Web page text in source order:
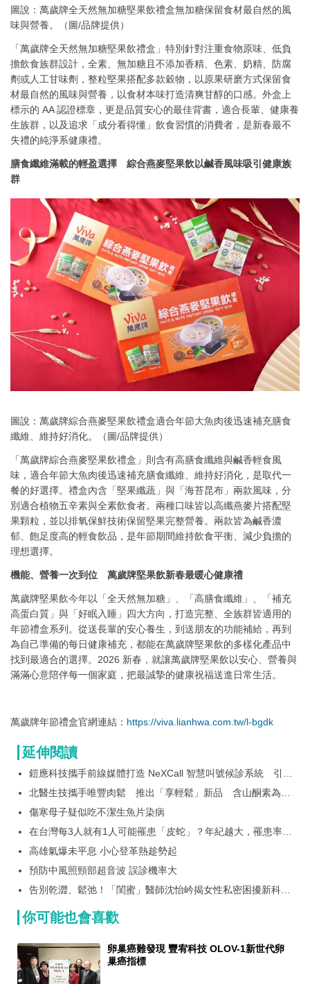
圖說：萬歲牌全天然無加糖堅果飲禮盒無加糖保留食材最自然的風
味與營養。（圖/品牌提供）
「萬歲牌全天然無加糖堅果飲禮盒」特別針對注重食物原味、低負
擔飲食族群設計，全素、無加糖且不添加香精、色素、奶精、防腐
劑或人工甘味劑，整粒堅果搭配多款穀物，以原果研磨方式保留食
材最自然的風味與營養，以食材本味打造清爽甘醇的口感。外盒上
標示的 AA 認證標章，更是品質安心的最佳背書，適合長輩、健康養
生族群，以及追求「成分看得懂」飲食習慣的消費者，是新春最不
失禮的純淨系健康禮。
膳食纖維滿載的輕盈選擇 綜合燕麥堅果飲以鹹香風味吸引健康族
群
圖說：萬歲牌綜合燕麥堅果飲禮盒適合年節大魚肉後迅速補充膳食
纖維、維持好消化。（圖/品牌提供）
「萬歲牌綜合燕麥堅果飲禮盒」則含有高膳食纖維與鹹香輕食風
味，適合年節大魚肉後迅速補充膳食纖維、維持好消化，是取代一
餐的好選擇。禮盒內含「堅果纖蔬」與「海苔昆布」兩款風味，分
別適合植物五辛素與全素飲食者。兩種口味皆以高纖燕麥片搭配堅
果顆粒，並以排氧保鮮技術保留堅果完整營養。兩款皆為鹹香濃
郁、飽足度高的輕食飲品，是年節期間維持飲食平衡、減少負擔的
理想選擇。
機能、營養一次到位 萬歲牌堅果飲新春最暖心健康禮
萬歲牌堅果飲今年以「全天然無加糖」、「高膳食纖維」、「補充
高蛋白質」與「好眠入睡」四大方向，打造完整、全族群皆適用的
年節禮盒系列。從送長輩的安心養生，到送朋友的功能補給，再到
為自己準備的每日健康補充，都能在萬歲牌堅果飲的多樣化產品中
找到最適合的選擇。2026 新春，就讓萬歲牌堅果飲以安心、營養與
滿滿心意陪伴每一個家庭，把最誠摯的健康祝福送進日常生活。
萬歲牌年節禮盒官網連結： https://viva.lianhwa.com.tw/l-bgdk
延伸閱讀
鎧應科技攜手前線媒體打造 NeXCall 智慧叫號候診系統 引領
智慧醫療新體驗
北醫生技攜手唯豐肉鬆 推出「享輕鬆」新品 含山酮素為長
輩打造日常營養新選擇
傷寒母子疑似吃不潔生魚片染病
在台灣每3人就有1人可能罹患「皮蛇」？年紀越大，罹患率越
高 慢性後遺症－「疹後神經痛」，竟讓人痛到失眠、引發憂
鬱！？ 預防帶狀疱疹，抑制病毒活化為關鍵！
高雄氣爆未平息 小心登革熱趁勢起
預防中風照頸部超音波 誤診機率大
告別乾澀、鬆弛！「閨蜜」醫師沈怡岒揭女性私密困擾新科技
你可能也會喜歡
卵巢癌難發現 豐宥科技 OLOV-1新世代卵
巢癌指標